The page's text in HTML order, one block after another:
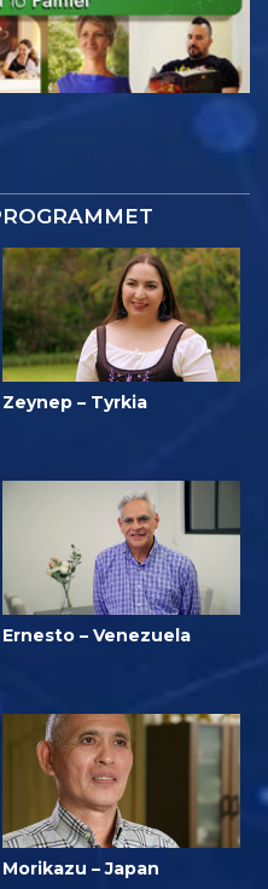
Zeynep – Tyrkia
Ernesto – Venezuela
Morikazu – Japan